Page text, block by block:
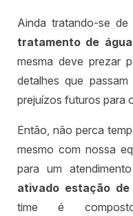
Ainda tratando-se de
tratamento de água
mesma deve prezar
detalhes que
prejuízos futuros para
Então, não perca
mesmo com nossa
para um
ativado estação
time é